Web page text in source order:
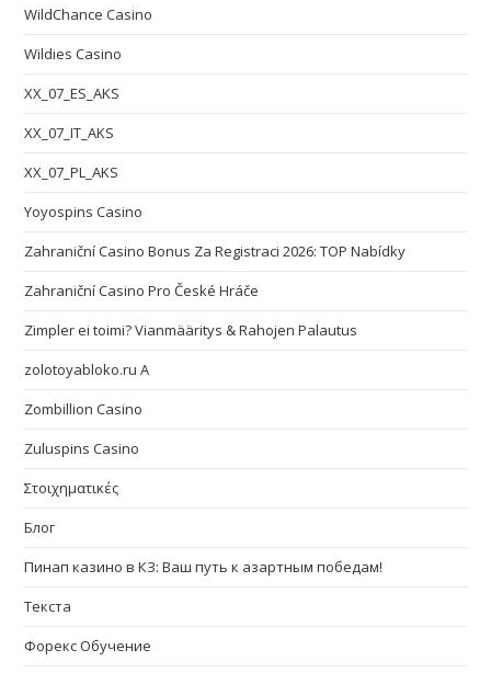
WildChance Casino
Wildies Casino
XX_07_ES_AKS
XX_07_IT_AKS
XX_07_PL_AKS
Yoyospins Casino
Zahraniční Casino Bonus Za Registraci 2026: TOP Nabídky
Zahraniční Casino Pro České Hráče
Zimpler ei toimi? Vianmääritys & Rahojen Palautus
zolotoyabloko.ru A
Zombillion Casino
Zuluspins Casino
Στοιχηματικές
Блог
Пинап казино в КЗ: Ваш путь к азартным победам!
Текста
Форекс Обучение